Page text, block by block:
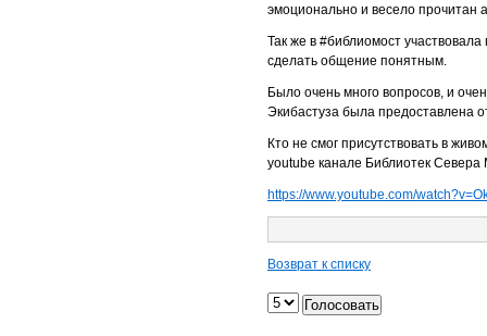
эмоционально и весело прочитан
Так же в #библиомост
сделать общение понятным.
Было очень много вопросов, и
Экибастуза была предоставлена
Кто не смог присутствовать в
youtube канале Библиотек Севера
https://www.youtube.com/
Возврат к списку